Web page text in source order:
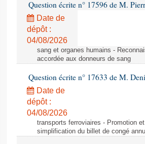
Question écrite n° 17596 de M.
Date de
dépôt :
04/08/2026
sang et organes humains -
accordée aux donneurs de sang
Question écrite n° 17633 de M.
Date de
dépôt :
04/08/2026
transports ferroviaires - Promotion
simplification du billet de congé